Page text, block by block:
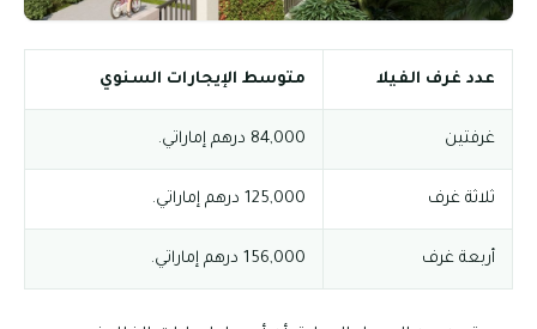
عدد غرف الفيلا متوسط الإيجارات السنوي
غرفتين 84,000 درهم إماراتي.
ثلاثة غرف 125,000 درهم إماراتي.
أربعة غرف 156,000 درهم إماراتي.